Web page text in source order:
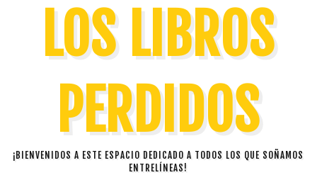
LOS LIBROS
PERDIDOS
¡BIENVENIDOS A ESTE ESPACIO DEDICADO A TODOS LOS QUE SOÑAMOS
ENTRELÍNEAS!